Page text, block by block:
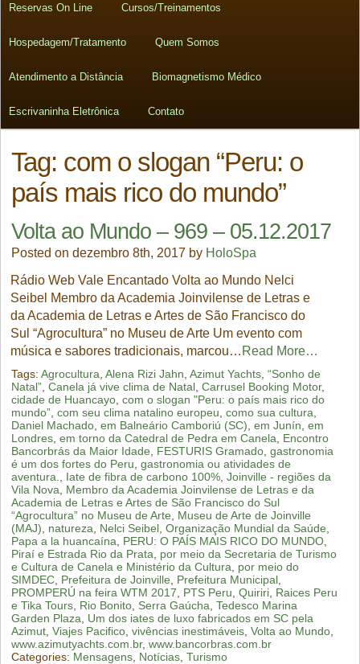
Reservas On Line Cursos/Treinamentos
Hospedagem/Tratamento Quem Somos
Atendimento a Distância Biomagnetismo Médico
Escrivaninha Eletrônica Contato
Tag: com o slogan “Peru: o
país mais rico do mundo”
Volta ao Mundo – 969 – 05.12.2017
Posted on dezembro 8th, 2017 by HoloSpa
Rádio Web Vale Encantado Volta ao Mundo Nelci
Seibel Membro da Academia Joinvilense de Letras e
da Academia de Letras e Artes de São Francisco do
Sul “Agrocultura” no Museu de Arte Um evento com
música e sabores tradicionais, marcou… Read More…
Tags: Agrocultura Alena Rizi Jahn Azimut Yachts, “Sonho de
Natal”, Canela já vive clima de Natal, Carrusel Booking Motor,
cidade de Huancayo, com o slogan "Peru: o país mais rico do
mundo”, com seu clima natalino europeu como sua cultura
Daniel Machado, em Balneário Camboriú (SC) em Junín em
Londres, em torno da Catedral de Pedra em Canela
Encontro
Bancorbrás da Maior Idade
FESTURIS Gramado, gastronomia
é um dos fortes do Peru gastronomia ou atividades de
aventura.
Iate de fibra de carbono 100%, Joinville - regiões da
Vila Nova
Membro da Academia Joinvilense de Letras e da
Academia de Letras e Artes de São Francisco do Sul
“Agrocultura” no Museu de Arte
Museu de Arte de Joinville
(MAJ)
natureza Nelci Seibel, Organização Mundial da Saúde
Papa a la huancaína
PERU: O PAÍS MAIS RICO DO MUNDO,
Piraí e Estrada Rio da Prata
por meio da Secretaria de Turismo
e Cultura de Canela e Ministério da Cultura
por meio do
SIMDEC, Prefeitura de Joinville Prefeitura Municipal,
PROMPERÚ na feira WTM 2017
PTS Peru Quiriri, Raices Peru
e Tika Tours, Rio Bonito, Serra Gaúcha Tedesco Marina
Garden Plaza
Um dos iates de luxo fabricados em SC pela
Azimut, Viajes Pacifico, vivências inestimáveis, Volta ao Mundo,
www.azimutyachts.com.br, www.bancorbras.com.br
Categories: Mensagens, Notícias, Turismo